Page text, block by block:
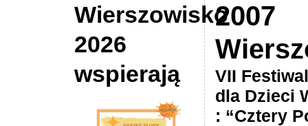
Wierszowisko
2026
wspierają
2007
VII
dla Dzieci
: “Cztery